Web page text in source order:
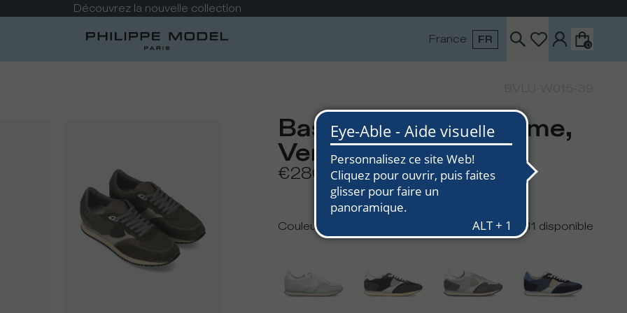
Retards possibles sur les retours et les remboursements
France FR 0
Baskets Blville Homme,
Vert Militaire Boue
€280
Couleurs 11 disponible